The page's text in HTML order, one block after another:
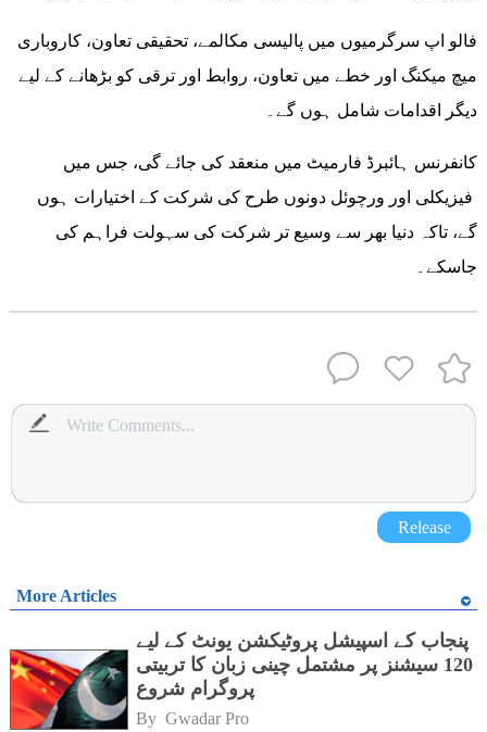
فالو اپ سرگرمیوں میں پالیسی مکالمے، تحقیقی تعاون، کاروباری
میچ میکنگ اور خطے میں تعاون، روابط اور ترقی کو بڑھانے کے لیے
دیگر اقدامات شامل ہوں گے۔
کانفرنس ہائبرڈ فارمیٹ میں منعقد کی جائے گی، جس میں
فیزیکلی اور ورچوئل دونوں طرح کی شرکت کے اختیارات ہوں
گے، تاکہ دنیا بھر سے وسیع تر شرکت کی سہولت فراہم کی
جاسکے۔
Release
More Articles
پنجاب کے اسپیشل پروٹیکشن یونٹ کے لیے
120 سیشنز پر مشتمل چینی زبان کا تربیتی
پروگرام شروع
By Gwadar Pro